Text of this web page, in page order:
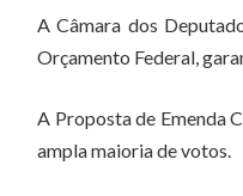
A Câmara dos
Orçamento Federal,
A Proposta de Emenda
ampla maioria de votos.